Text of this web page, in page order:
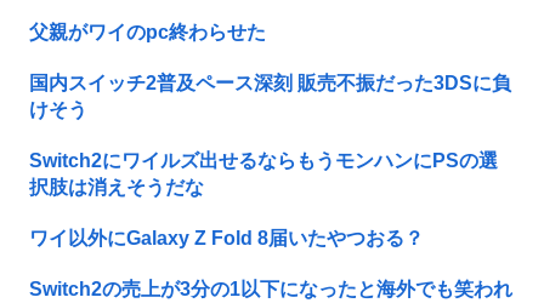
父親がワイのpc終わらせた
国内スイッチ2普及ペース深刻 販売不振だった3DSに負
けそう
Switch2にワイルズ出せるならもうモンハンにPSの選
択肢は消えそうだな
ワイ以外にGalaxy Z Fold 8届いたやつおる？
Switch2の売上が3分の1以下になったと海外でも笑われ